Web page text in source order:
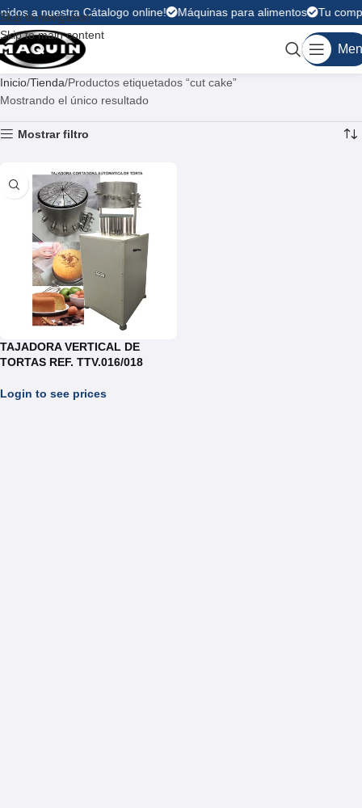
Skip to navigation
Skip to main content
a nuestra Cátalogo online! Máquinas para alimentos Tu
Inicio Tienda Productos etiquetados “cut cake”
Mostrando el único resultado
Mostrar filtro
TAJADORA VERTICAL DE
TORTAS REF. TTV.016/018
Login to see prices